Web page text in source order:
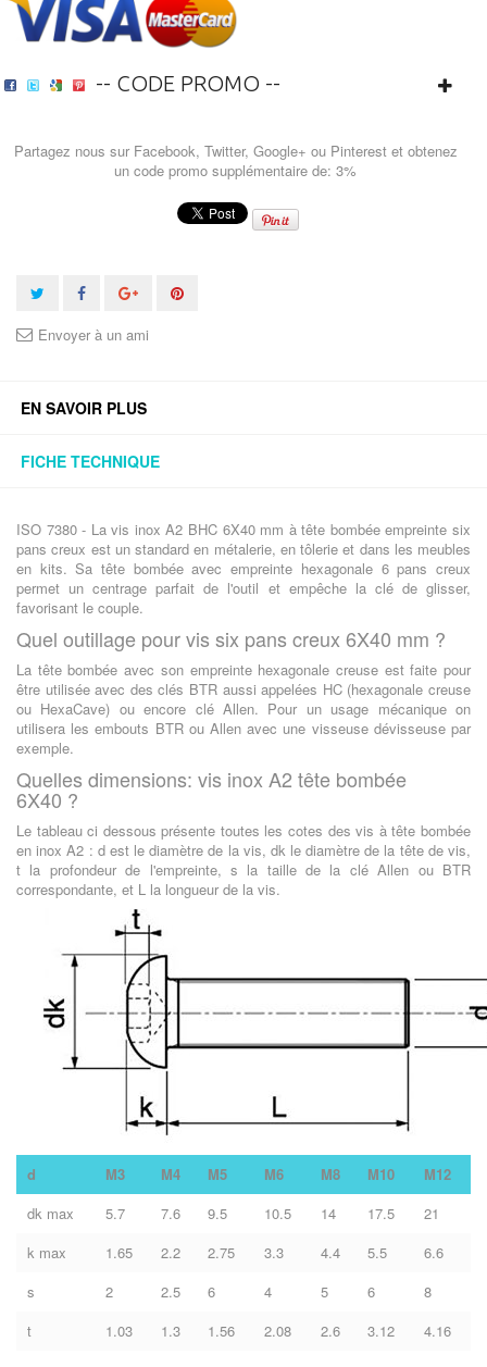
-- CODE PROMO --
Partagez nous sur Facebook, Twitter, Google+ ou Pinterest et obtenez
un code promo supplémentaire de: 3%
Envoyer à un ami
EN SAVOIR PLUS
FICHE TECHNIQUE
ISO 7380 - La vis inox A2 BHC 6X40 mm à tête bombée empreinte six
pans creux est un standard en métalerie, en tôlerie et dans les meubles
en kits. Sa tête bombée avec empreinte hexagonale 6 pans creux
permet un centrage parfait de l'outil et empêche la clé de glisser,
favorisant le couple.
Quel outillage pour vis six pans creux 6X40 mm ?
La tête bombée avec son empreinte hexagonale creuse est faite pour
être utilisée avec des clés BTR aussi appelées HC (hexagonale creuse
ou HexaCave) ou encore clé Allen. Pour un usage mécanique on
utilisera les embouts BTR ou Allen avec une visseuse dévisseuse par
exemple.
Quelles dimensions: vis inox A2 tête bombée
6X40 ?
Le tableau ci dessous présente toutes les cotes des vis à tête bombée
en inox A2 : d est le diamètre de la vis, dk le diamètre de la tête de vis,
t la profondeur de l'empreinte, s la taille de la clé Allen ou BTR
correspondante, et L la longueur de la vis.
d M3 M4 M5 M6 M8 M10
M12
dk max
5.7 7.6 9.5 10.5 14 17.5
21
k max
1.65 2.2 2.75 3.3 4.4 5.5
6.6
s
2 2.5 6 4 5 6
8
t
1.03 1.3 1.56 2.08 2.6 3.12 4.16